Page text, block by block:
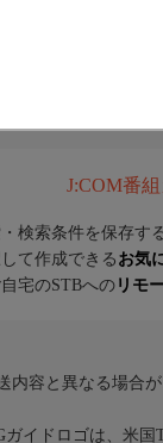
J:COM番
検索条件を保存す
て作成できる お気
宅のSTBへのリモ
容と異なる場合が
イドロゴは、米